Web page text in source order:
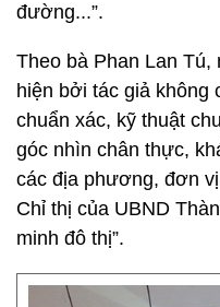
đường...”.
Theo bà Phan Lan
hiện bởi tác giả không
chuẩn xác, kỹ thuật
góc nhìn chân thực,
các địa phương, đơn
Chỉ thị của UBND
minh đô thị”.